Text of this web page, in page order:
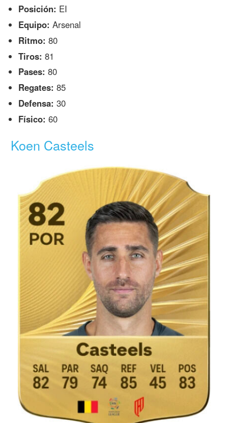
Posición: EI
Equipo: Arsenal
Ritmo: 80
Tiros: 81
Pases: 80
Regates: 85
Defensa: 30
Físico: 60
Koen Casteels